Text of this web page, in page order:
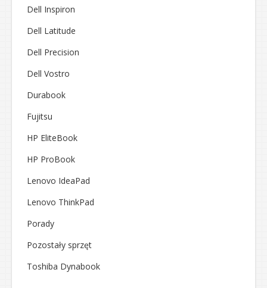
Dell Inspiron
Dell Latitude
Dell Precision
Dell Vostro
Durabook
Fujitsu
HP EliteBook
HP ProBook
Lenovo IdeaPad
Lenovo ThinkPad
Porady
Pozostały sprzęt
Toshiba Dynabook